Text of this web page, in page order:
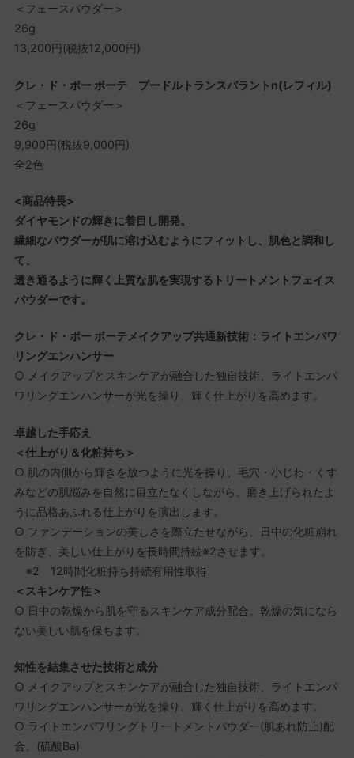
＜フェースパウダー＞
26g
13,200円(税抜12,000円)
クレ・ド・ポー ボーテ プードルトランスパラントn(レフィル)
＜フェースパウダー＞
26g
9,900円(税抜9,000円)
全2色
<商品特長>
ダイヤモンドの輝きに着目し開発。
繊細なパウダーが肌に溶け込むようにフィットし、肌色と調和し
て、
透き通るように輝く上質な肌を実現するトリートメントフェイス
パウダーです。
クレ・ド・ポー ボーテメイクアップ共通新技術：ライトエンパワ
リングエンハンサー
○ メイクアップとスキンケアが融合した独自技術、ライトエンパ
ワリングエンハンサーが光を操り、輝く仕上がりを高めます。
卓越した手応え
＜仕上がり＆化粧持ち＞
○ 肌の内側から輝きを放つように光を操り、毛穴・小じわ・くす
みなどの肌悩みを自然に目立たなくしながら、磨き上げられたよ
うに品格あふれる仕上がりを演出します。
○ ファンデーションの美しさを際立たせながら、日中の化粧崩れ
を防ぎ、美しい仕上がりを長時間持続※2させます。
※2 12時間化粧持ち持続有用性取得
＜スキンケア性＞
○ 日中の乾燥から肌を守るスキンケア成分配合。乾燥の気になら
ない美しい肌を保ちます。
知性を結集させた技術と成分
○ メイクアップとスキンケアが融合した独自技術、ライトエンパ
ワリングエンハンサーが光を操り、輝く仕上がりを高めます。
○ ライトエンパワリングトリートメントパウダー(肌あれ防止)配
合。(硫酸Ba)